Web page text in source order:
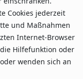
Cookies jederzeit
und Maßnahmen
Internet-Browser
Hilfefunktion oder
wenden sich an